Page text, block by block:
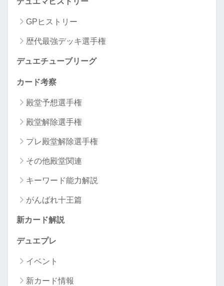
GPヒストリー
歴代最強デッキ選手権
デュエチューブリーグ
カード考察
殿堂予想選手権
殿堂解除選手権
プレ殿堂解除選手権
その他殿堂関連
キーワード能力解説
がんばれ十王篇
新カード解説
デュエプレ
イベント
新カード情報